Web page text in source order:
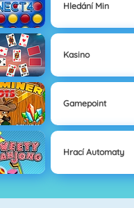
Hledání Min
Kasino
Gamepoint
Hrací Automaty